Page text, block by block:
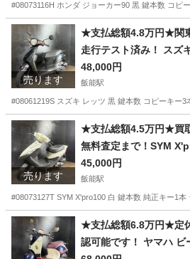
品！
#08073116H ホンダ ジョーカー90 黒 鍵本数 コ
埼玉 飯能市 飯能駅 ホンダ ジョ
売ります
★支払総額4.8万円★関
走行テスト済み！ スズ
のレッツ！ 4ストインジ
カスタムベースに♪
48,000円
飯能駅
#08061219S スズキ レッツ 黒 鍵本数 コピーキ
埼玉 飯能市 飯能駅 スズキ レッツ
売ります
★支払総額4.5万円★買
無料査定まで！SYM
ト、集中キー！ サイス
ブレーキ！
45,000円
飯能駅
#08073127T SYM X'pro100 白 鍵本数 純正キー1
埼玉 飯能市 飯能駅 その他 サイ
★支払総額6.8万円★定
認可能です！ ヤマハ ビ